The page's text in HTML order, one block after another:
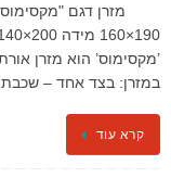
’מקסימוס’ הוא מזרן
במזרן: בצד אחד – שכבת
קרא עוד